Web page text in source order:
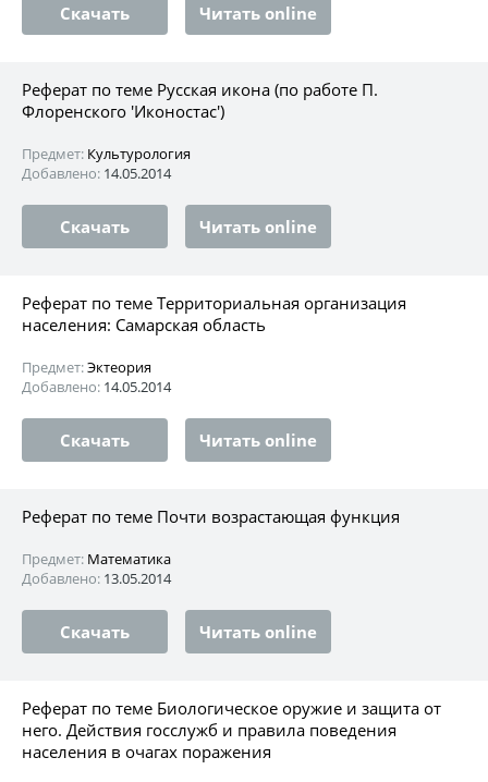
Скачать Читать online
Реферат по теме Русская икона (по работе П.
Флоренского 'Иконостас')
Предмет: Культурология
Добавлено: 14.05.2014
Скачать Читать online
Реферат по теме Территориальная организация
населения: Самарская область
Предмет:Эктеория
Добавлено: 14.05.2014
Скачать Читать online
Реферат по теме Почти возрастающая функция
Предмет: Математика
Добавлено: 13.05.2014
Скачать Читать online
Реферат по теме Биологическое оружие и защита от
него. Действия госслужб и правила поведения
населения в очагах поражения